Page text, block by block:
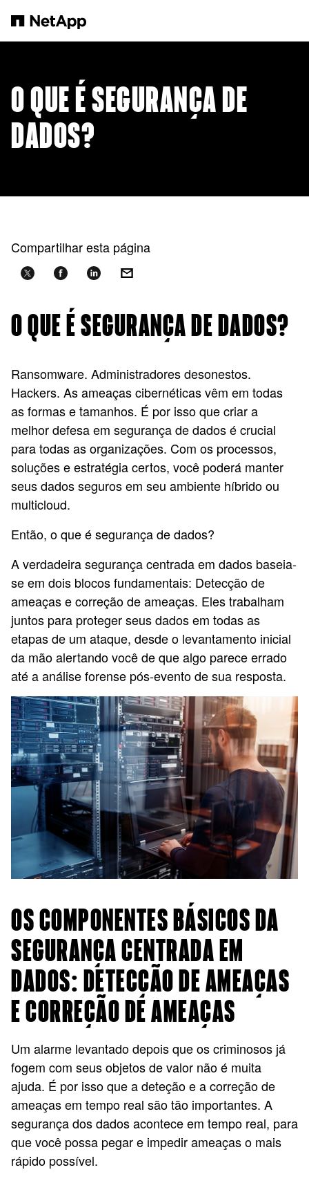
O QUE É SEGURANÇA DE
DADOS?
Compartilhar esta página
O QUE É SEGURANÇA DE DADOS?
Ransomware. Administradores desonestos.
Hackers. As ameaças cibernéticas vêm em todas
as formas e tamanhos. É por isso que criar a
melhor defesa em segurança de dados é crucial
para todas as organizações. Com os processos,
soluções e estratégia certos, você poderá manter
seus dados seguros em seu ambiente híbrido ou
multicloud.
Então, o que é segurança de dados?
A verdadeira segurança centrada em dados baseia-
se em dois blocos fundamentais: Detecção de
ameaças e correção de ameaças. Eles trabalham
juntos para proteger seus dados em todas as
etapas de um ataque, desde o levantamento inicial
da mão alertando você de que algo parece errado
até a análise forense pós-evento de sua resposta.
OS COMPONENTES BÁSICOS DA
SEGURANÇA CENTRADA EM
DADOS: DETECÇÃO DE AMEAÇAS
E CORREÇÃO DE AMEAÇAS
Um alarme levantado depois que os criminosos já
fogem com seus objetos de valor não é muita
ajuda. É por isso que a deteção e a correção de
ameaças em tempo real são tão importantes. A
segurança dos dados acontece em tempo real, para
que você possa pegar e impedir ameaças o mais
rápido possível.